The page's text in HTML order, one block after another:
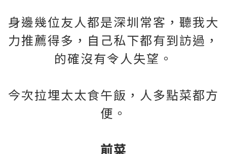
身邊幾位友人都是深圳常客，聽我大
力推薦得多，自己私下都有到訪過，
的確沒有令人失望。
今次拉埋太太食午飯，人多點菜都方
便。
前菜